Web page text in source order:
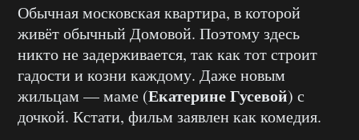
Обычная московская квартира, в которой
живёт обычный Домовой. Поэтому здесь
никто не задерживается, так как тот строит
гадости и козни каждому. Даже новым
жильцам — маме (Екатерине Гусевой) с
дочкой. Кстати, фильм заявлен как комедия.